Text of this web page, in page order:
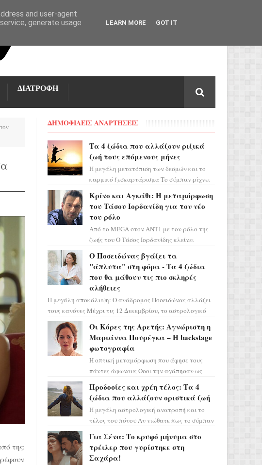
ΔΙΑΤΡΟΦΗ
της:
ΔΗΜΟΦΙΛΕΙΣ ΑΝΑΡΤΗΣΕΙΣ
Τα 4 ζώδια που αλλάζουν ριζικά
ζωή τους επόμενους μήνες
Η μεγάλη μετατόπιση των δεσμών και το
καρμικό ξεσκαρτάρισμα Το σύμπαν ρίχνει
προειδοποιεί: οι σελην...
Κρίνο και Αγκάθι: Η μεταμόρφωση
του Τάσου Ιορδανίδη για τον νέο
του ρόλο
Από το MEGA στον ΑΝΤ1 με τον ρόλο της
ζωής του Ο Τάσος Ιορδανίδης κλείνει
επιτυχίας «Μια Νύχτα Μόνο» ...
Ο Ποσειδώνας βγάζει τα
"άπλυτα" στη φόρα - Τα 4 ζώδια
που θα μάθουν τις πιο σκληρές
αλήθειες
Η μεγάλη αποκάλυψη: Ο ανάδρομος Ποσειδώνας αλλάζει
τους κανόνες Μέχρι τις 12 Δεκεμβρίου, το αστρολογικό
σκηνικό θυμίζει ταινία μυστηρίου ...
Οι Κόρες της Αρετής: Αγνώριστη η
Μαριάννα Πουρέγκα – H backstage
φωτογραφία
Η οπτική μεταμόρφωση που άφησε τους
πάντες άφωνους Όσοι την αγάπησαν ως
πρέπει τώρα να προετοιμαστο...
Προδοσίες και χρέη τέλος: Τα 4
ζώδια που αλλάζουν οριστικά ζωή
Η μεγάλη αστρολογική ανατροπή και το
τέλος του πόνου Αν νιώθατε πως το σύμπαν
πάρετε μια βαθιά α...
Για Σένα: Το κρυφό μήνυμα στο
τρέιλερ που γυρίστηκε στη
Σαχάρα!
and user-agent
generate usage
LEARN MORE GOT IT